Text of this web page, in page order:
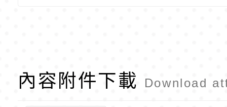
內容附件下載 Download